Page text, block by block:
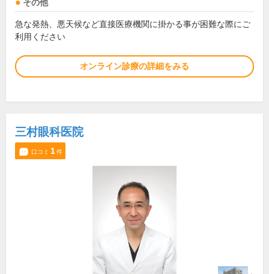
その他
急な発熱、悪天候など直接医療機関に掛かる事が困難な際にご
利用ください
オンライン診療の詳細をみる
三村眼科医院
口コミ 1件